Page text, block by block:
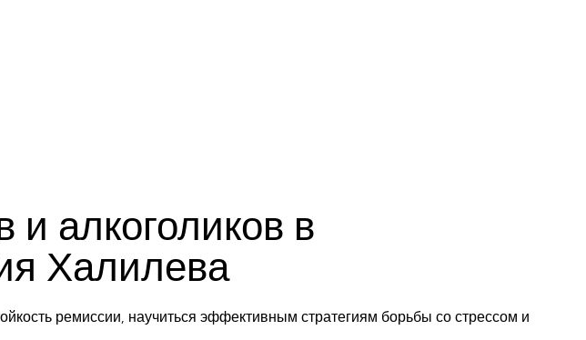
алкоголиков в
Халилева
ремиссии, научиться эффективным стратегиям борьбы со стрессом и